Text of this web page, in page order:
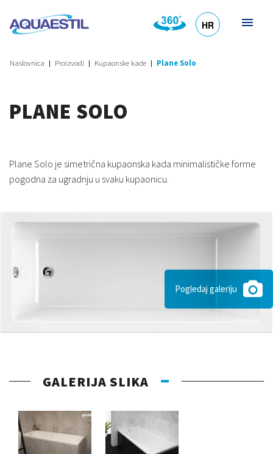
HR
Naslovnica Proizvodi Kupaonske kade Plane Solo
PLANE SOLO
Plane Solo je simetrična kupaonska kada minimalističke forme
pogodna za ugradnju u svaku kupaonicu.
Pogledaj galeriju
GALERIJA SLIKA